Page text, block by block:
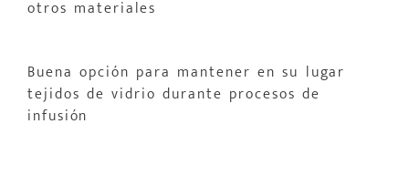
otros materiales
Buena opción para mantener en su lugar
tejidos de vidrio durante procesos de
infusión